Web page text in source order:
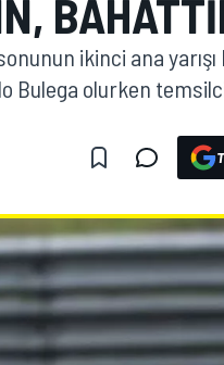
ikinci ana
Bulega olurken